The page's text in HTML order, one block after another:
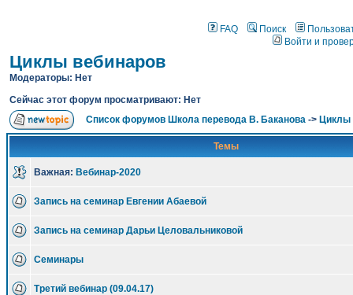
FAQ Поиск
Войти и
Циклы вебинаров
Модераторы: Нет
Сейчас этот форум просматривают: Нет
Список форумов Школа перевода В. Баканова -> Циклы
Темы
Важная: Вебинар-2020
Запись на семинар Евгении Абаевой
Запись на семинар Дарьи Целовальниковой
Семинары
Третий вебинар (09.04.17)